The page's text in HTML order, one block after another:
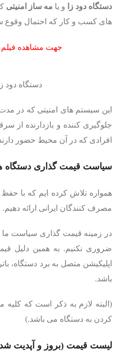
دستگاه دود زا و یا مه ساز امنیتی
های کسب و کار که احتمال وقوع
جهت مشاهده فیلم
دستگاه دود زا
این سیستم های امنیتی که در
افرادی که در آن محیط حضور
سیاست قیمت گذاری دستگاه
همواره تلاش کرده ایم که با حفظ
مصرف کنندگان ایرانی ارائه دهیم.
در زمینه قیمت گذاری سیاست ما
ضروری نکنیم. به همین دلیل
اپلیکیشن متصل به برد دستگاه،
باشد.
کردن به دستگاه می باشد.)
لیست قیمت (بروز و آپدیت